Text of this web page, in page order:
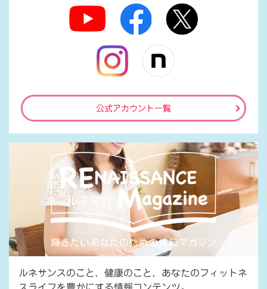
公式アカウント一覧
ルネサンスのこと、健康のこと、あなたのフィットネ
スライフを豊かにする情報コンテンツ。